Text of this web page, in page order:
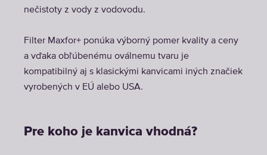
nečistoty z vody z vodovodu.
Filter Maxfor+ ponúka výborný pomer kvality a ceny
a vďaka obľúbenému oválnemu tvaru je
kompatibilný aj s klasickými kanvicami iných značiek
vyrobených v EÚ alebo USA.
Pre koho je kanvica vhodná?